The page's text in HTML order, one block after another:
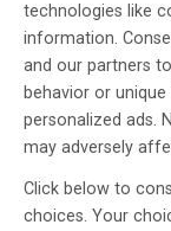
technologies like
information.
and our partners
behavior or
personalized ads.
may adversely
Click below to
choices. Your